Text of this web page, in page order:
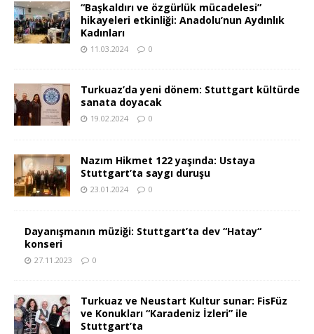
“Başkaldırı ve özgürlük mücadelesi”
hikayeleri etkinliği: Anadolu’nun Aydınlık
Kadınları
11.03.2024 0
Turkuaz’da yeni dönem: Stuttgart kültürde
sanata doyacak
19.02.2024 0
Nazım Hikmet 122 yaşında: Ustaya
Stuttgart’ta saygı duruşu
23.01.2024 0
Dayanışmanın müziği: Stuttgart’ta dev “Hatay“
konseri
27.11.2023 0
Turkuaz ve Neustart Kultur sunar: FisFüz
ve Konukları “Karadeniz İzleri” ile
Stuttgart’ta